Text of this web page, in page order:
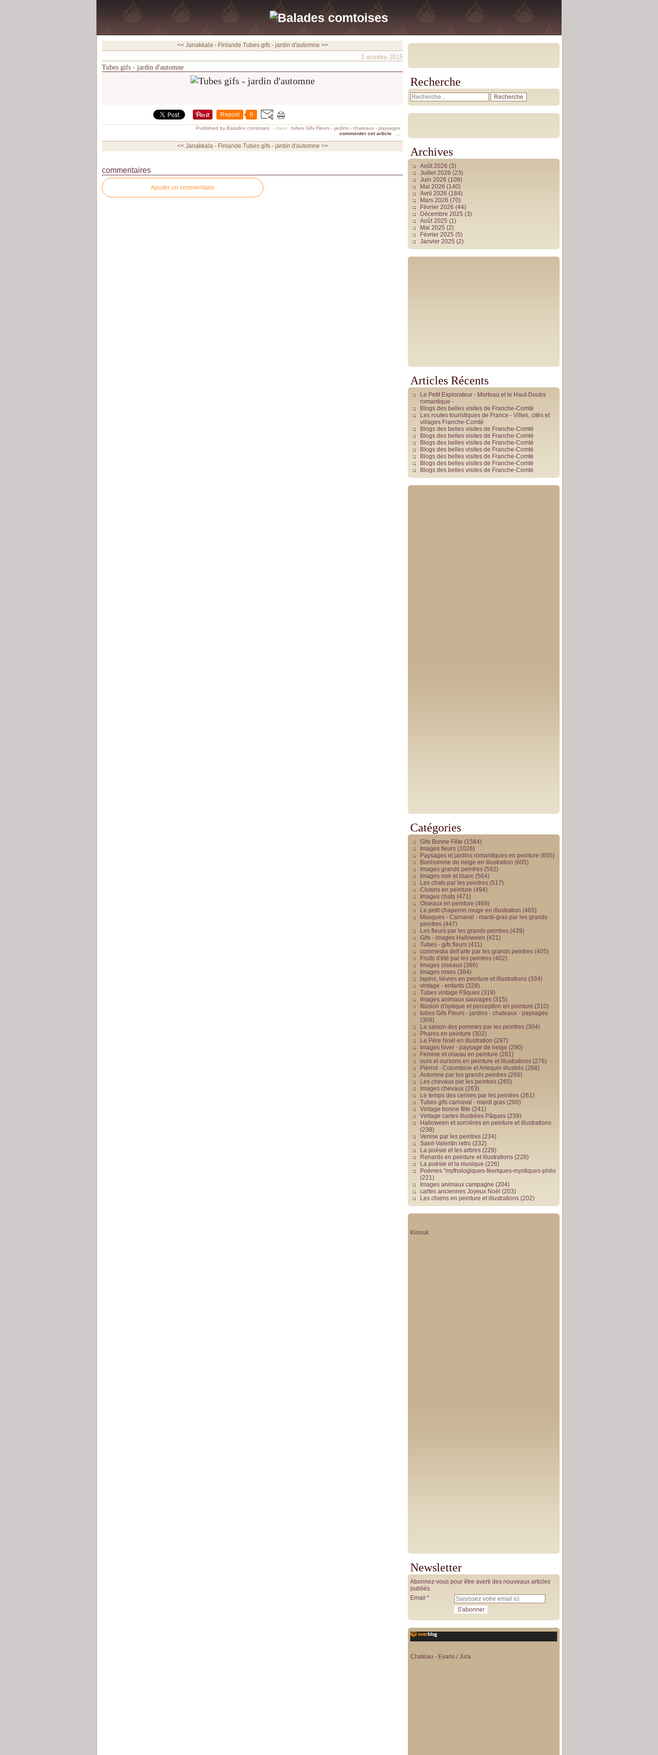
<< Janakkala - Finlande Tubes gifs - jardin d'automne >>
3 octobre 2015
Tubes gifs - jardin d'automne
Repost 0
Published by Balades comtoises - dans
tubes Gifs Fleurs - jardins - chateaux - paysages
commenter cet article
<< Janakkala - Finlande Tubes gifs - jardin d'automne >>
commentaires
Ajouter un commentaire
Recherche
Archives
Août 2026 (3)
Juillet 2026 (23)
Juin 2026 (109)
Mai 2026 (140)
Avril 2026 (184)
Mars 2026 (70)
Février 2026 (44)
Décembre 2025 (3)
Août 2025 (1)
Mai 2025 (2)
Février 2025 (5)
Janvier 2025 (2)
Articles Récents
Le Petit Explorateur - Morteau et le Haut-Doubs
romantique -
Blogs des belles visites de Franche-Comté
Les routes touristiques de France - Villes, cités et
villages Franche-Comté
Blogs des belles visites de Franche-Comté
Blogs des belles visites de Franche-Comté
Blogs des belles visites de Franche-Comté
Blogs des belles visites de Franche-Comté
Blogs des belles visites de Franche-Comté
Blogs des belles visites de Franche-Comté
Blogs des belles visites de Franche-Comté
Catégories
Gifs Bonne Fête (1584)
Images fleurs (1026)
Paysages et jardins romantiques en peinture (655)
Bonhomme de neige en illustration (605)
Images grands peintres (592)
Images noir et blanc (564)
Les chats par les peintres (517)
Clowns en peinture (494)
Images chats (471)
Oiseaux en peinture (469)
Le petit chaperon rouge en illustration (465)
Masques - Carnaval - mardi-gras par les grands
peintres (447)
Les fleurs par les grands peintres (439)
Gifs - images Halloween (421)
Tubes - gifs fleurs (411)
commedia dell'arte par les grands peintres (405)
Fruits d'été par les peintres (402)
Images oiseaux (386)
Images roses (384)
lapins, lièvres en peinture et illustrations (334)
vintage - enfants (328)
Tubes vintage Pâques (319)
Images animaux sauvages (315)
Illusion d'optique et perception en peinture (310)
tubes Gifs Fleurs - jardins - chateaux - paysages
(309)
La saison des pommes par les peintres (304)
Phares en peinture (302)
Le Père Noël en illustration (297)
Images hiver - paysage de neige (290)
Femme et oiseau en peinture (281)
ours et oursons en peinture et illustrations (276)
Pierrot - Colombine et Arlequin illustrés (268)
Automne par les grands peintres (266)
Les chevaux par les peintres (265)
Images chevaux (263)
Le temps des cerises par les peintres (261)
Tubes gifs carnaval - mardi gras (260)
Vintage bonne fête (241)
Vintage cartes illustrées Pâques (239)
Halloween et sorcières en peinture et illustrations
(238)
Venise par les peintres (234)
Saint-Valentin retro (232)
La poésie et les arbres (229)
Renards en peinture et illustrations (228)
La poésie et la musique (226)
Poèmes "mythologiques-féeriques-mystiques-philo
(221)
Images animaux campagne (204)
cartes anciennes Joyeux Noël (203)
Les chiens en peinture et illustrations (202)
Kinouk
Newsletter
Abonnez-vous pour être averti des nouveaux articles
publiés.
Email
Chateau - Evans / Jura